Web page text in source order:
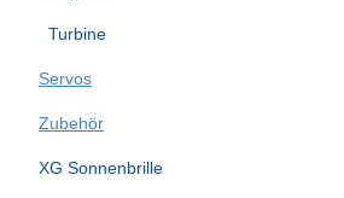
Turbine
Servos
Zubehör
XG Sonnenbrille